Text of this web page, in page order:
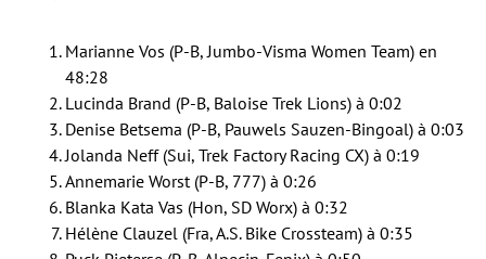
Marianne Vos (P-B, Jumbo-Visma Women Team) en
48:28
Lucinda Brand (P-B, Baloise Trek Lions) à 0:02
Denise Betsema (P-B, Pauwels Sauzen-Bingoal) à 0:03
Jolanda Neff (Sui, Trek Factory Racing CX) à 0:19
Annemarie Worst (P-B, 777) à 0:26
Blanka Kata Vas (Hon, SD Worx) à 0:32
Hélène Clauzel (Fra, A.S. Bike Crossteam) à 0:35